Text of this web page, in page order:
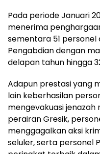
Pada periode Januari
menerima
sementara 51
Pengabdian dengan
delapan tahun hingga
Adapun prestasi yang
lain keberhasilan
mengevakuasi jenazah
perairan Gresik,
menggagalkan aksi
seluler, serta personel